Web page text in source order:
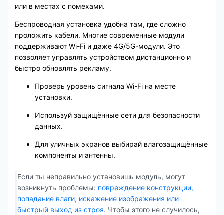
или в местах с помехами.
Беспроводная установка удобна там, где сложно
проложить кабели. Многие современные модули
поддерживают Wi-Fi и даже 4G/5G-модули. Это
позволяет управлять устройством дистанционно и
быстро обновлять рекламу.
Проверь уровень сигнала Wi-Fi на месте
установки.
Используй защищённые сети для безопасности
данных.
Для уличных экранов выбирай влагозащищённые
компоненты и антенны.
Если ты неправильно установишь модуль, могут
возникнуть проблемы: повреждение конструкции,
попадание влаги, искажение изображения или
быстрый выход из строя. Чтобы этого не случилось,